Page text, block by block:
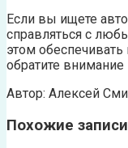
Если вы ищете
справляться с
этом
обратите внимание
Автор: Алексей
Похожие